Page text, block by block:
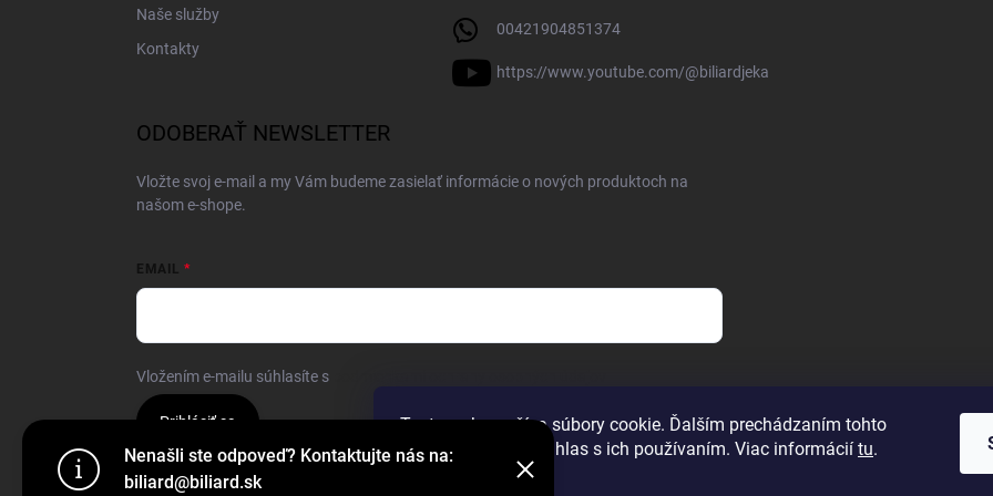
Tento web používa súbory cookie. Ďalším prechádzaním tohto
webu vyjadrujete súhlas s ich používaním. Viac informácií tu.
Nenašli ste odpoveď? Kontaktujte nás na:
biliard@biliard.sk
Naše služby
Kontakty
00421904851374
https://www.youtube.com/@biliardjeka
ODOBERAŤ NEWSLETTER
Vložte svoj e-mail a my Vám budeme zasielať informácie o nových produktoch na
našom e-shope.
EMAIL
Vložením e-mailu súhlasíte s
Prihlásiť sa